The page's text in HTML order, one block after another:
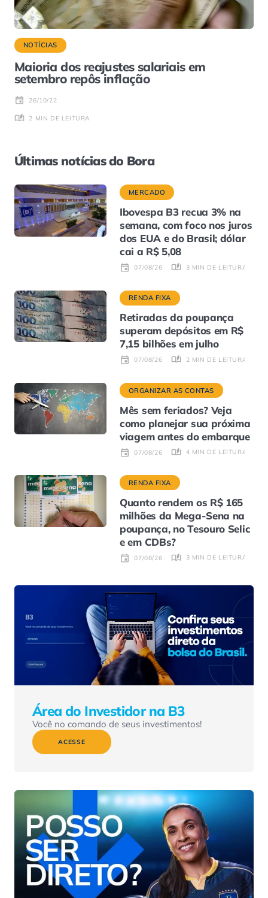
NOTÍCIAS
Maioria dos reajustes salariais em
setembro repôs inflação
26/10/22
2 MIN DE LEITURA
Últimas notícias do Bora
MERCADO
Ibovespa B3 recua 3% na
semana, com foco nos juros
dos EUA e do Brasil; dólar
cai a R$ 5,08
07/08/26 3 MIN DE LEITURA
RENDA FIXA
Retiradas da poupança
superam depósitos em R$
7,15 bilhões em julho
07/08/26 2 MIN DE LEITURA
ORGANIZAR AS CONTAS
Mês sem feriados? Veja
como planejar sua próxima
viagem antes do embarque
07/08/26 4 MIN DE LEITURA
RENDA FIXA
Quanto rendem os R$ 165
milhões da Mega-Sena na
poupança, no Tesouro Selic
e em CDBs?
07/08/26 3 MIN DE LEITURA
Área do Investidor na B3
Você no comando de seus investimentos!
ACESSE